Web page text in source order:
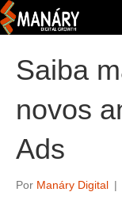
Saiba
novos
Ads
Por Manáry Digital |